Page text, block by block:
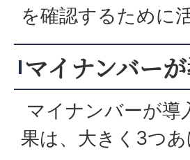
を確認するために
マイナンバー
マイナンバーが導
果は、大きく3つあ